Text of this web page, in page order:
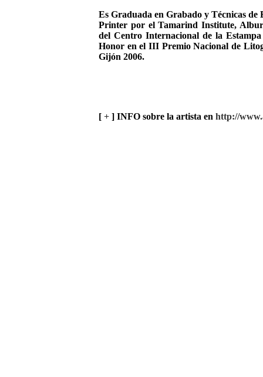
Es Graduada en Grabado y Técnicas de
Printer por el Tamarind Institute,
del Centro Internacional de la
Honor en el III Premio Nacional de
Gijón 2006.
[ + ] INFO sobre la artista en http://